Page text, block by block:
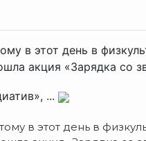
в этот день в
акция «Зарядка со
...
в этот день в